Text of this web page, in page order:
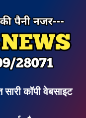
कॉपी वेबसाइट